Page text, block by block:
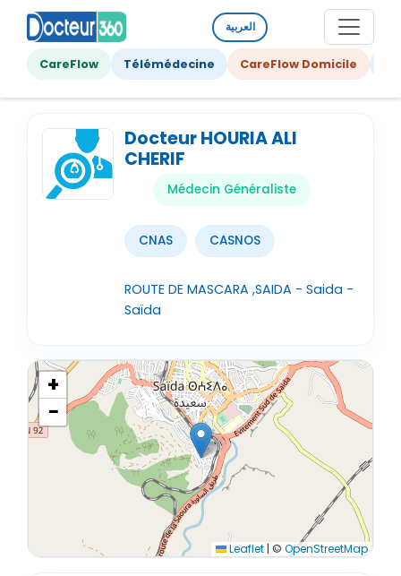
العربية
CareFlow Télémédecine CareFlow Domicile
Docteur HOURIA ALI
CHERIF
Médecin Généraliste
CNAS CASNOS
ROUTE DE MASCARA ,SAIDA - Saida -
Saïda
+
−
Leaflet | © OpenStreetMap